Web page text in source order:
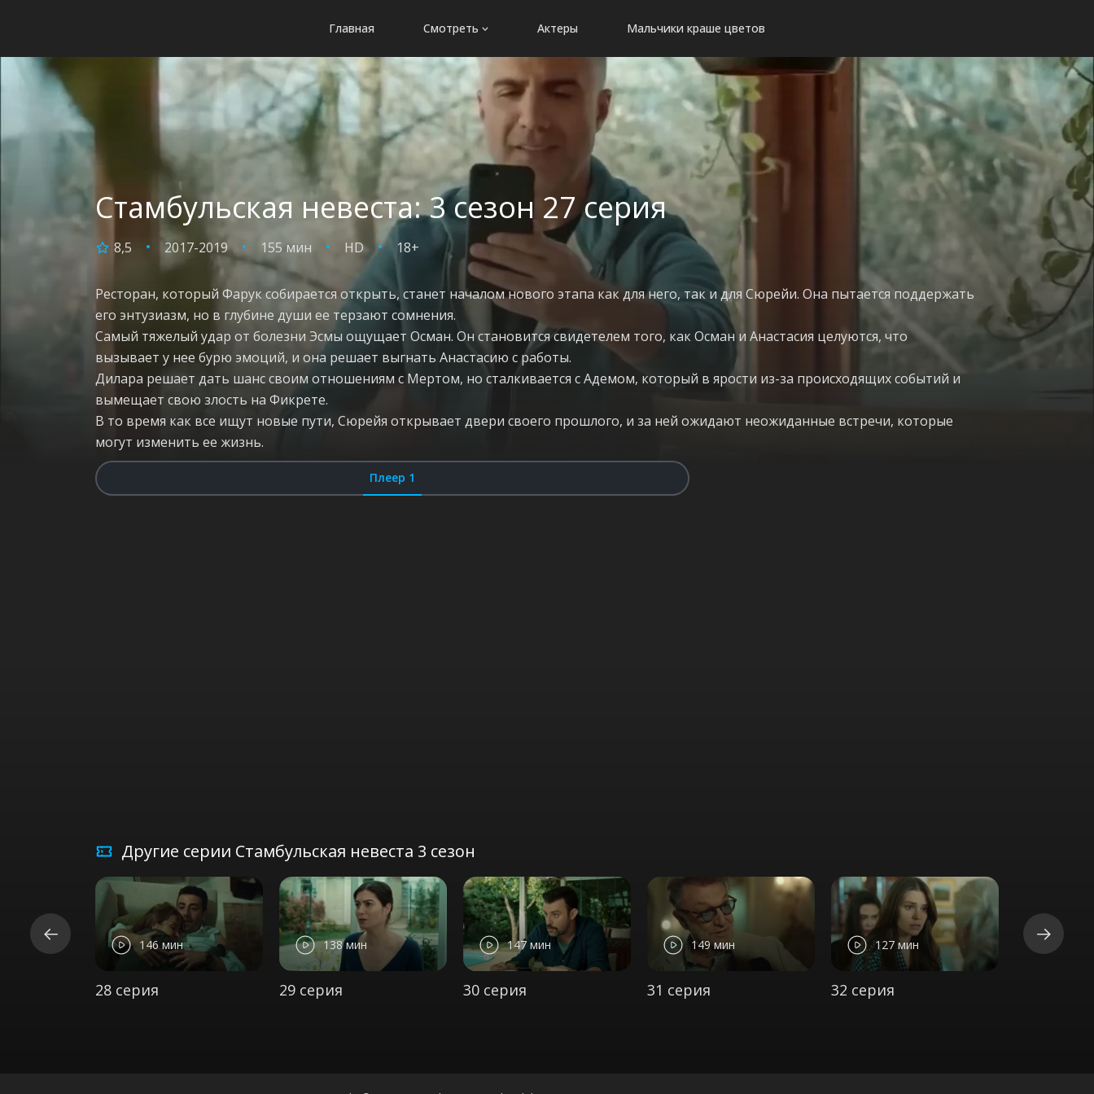
Главная Смотреть Актеры Мальчики краше цветов
Стамбульская невеста: 3 сезон 27 серия
8,5 2017-2019 155 мин HD 18+
Ресторан, который Фарук собирается открыть, станет началом нового этапа как для него, так и для Сюрейи. Она пытается поддержать
его энтузиазм, но в глубине души ее терзают сомнения.
Самый тяжелый удар от болезни Эсмы ощущает Осман. Он становится свидетелем того, как Осман и Анастасия целуются, что
вызывает у нее бурю эмоций, и она решает выгнать Анастасию с работы.
Дилара решает дать шанс своим отношениям с Мертом, но сталкивается с Адемом, который в ярости из-за происходящих событий и
вымещает свою злость на Фикрете.
В то время как все ищут новые пути, Сюрейя открывает двери своего прошлого, и за ней ожидают неожиданные встречи, которые
могут изменить ее жизнь.
Плеер 1
Другие серии Стамбульская невеста 3 сезон
146 мин
28 серия
138 мин
29 серия
147 мин
30 серия
149 мин
31 серия
127 мин
32 серия
133